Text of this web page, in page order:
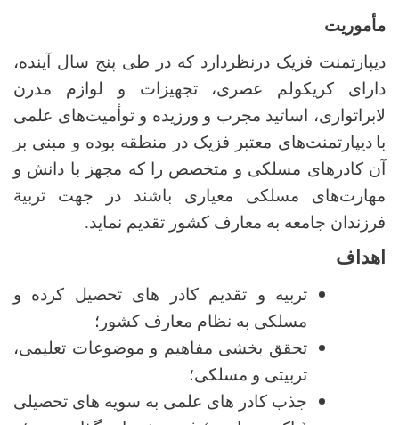
مأموریت
دیپارتمنت فزیک درنظردارد که در طی پنج‌ سال آینده،
دارای کریکولم عصری، تجهیزات و لوازم مدرن
لابراتواری، اساتید مجرب و ورزیده و توأمیت‌های علمی
با دیپارتمنت‌های معتبر فزیک در منطقه بوده و مبنی بر
آن کادرهای مسلکی و متخصص را که مجهز با دانش و
مهارت‌های مسلکی معیاری باشند در جهت تربیة
‌فرزندان جامعه به معارف کشور تقدیم نماید.
اهداف
تربیه و تقدیم کادر های تحصیل کرده و
مسلکی به نظام معارف کشور؛
تحقق بخشی مفاهیم و موضوعات تعلیمی،
تربیتی و مسلکی؛
جذب کادر های علمی به سویه های تحصیلی